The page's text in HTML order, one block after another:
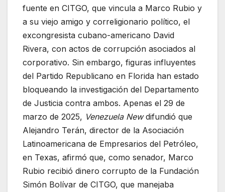
fuente en CITGO, que vincula a Marco Rubio y
a su viejo amigo y correligionario político, el
excongresista cubano-americano David
Rivera, con actos de corrupción asociados al
corporativo. Sin embargo, figuras influyentes
del Partido Republicano en Florida han estado
bloqueando la investigación del Departamento
de Justicia contra ambos. Apenas el 29 de
marzo de 2025, Venezuela Newdifundió que
Alejandro Terán, director de la Asociación
Latinoamericana de Empresarios del Petróleo,
en Texas, afirmó que, como senador, Marco
Rubio recibió dinero corrupto de la Fundación
Simón Bolívar de CITGO, que manejaba